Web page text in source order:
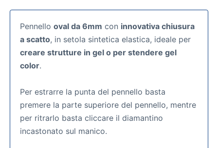
Pennello oval da 6mm con innovativa chiusura
a scatto, in setola sintetica elastica, ideale per
creare strutture in gel o per stendere gel
color.
Per estrarre la punta del pennello basta
premere la parte superiore del pennello, mentre
per ritrarlo basta cliccare il diamantino
incastonato sul manico.